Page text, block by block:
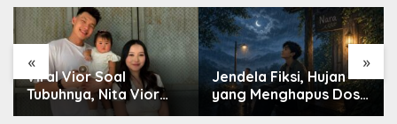
« »
Viral Vior Soal
Tubuhnya, Nita Vior
Akui Nikmati Peranya
Jendela Fiksi, Hujan
yang Menghapus Dosa